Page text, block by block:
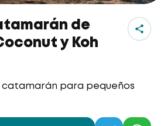
de
y Koh
catamarán para pequeños